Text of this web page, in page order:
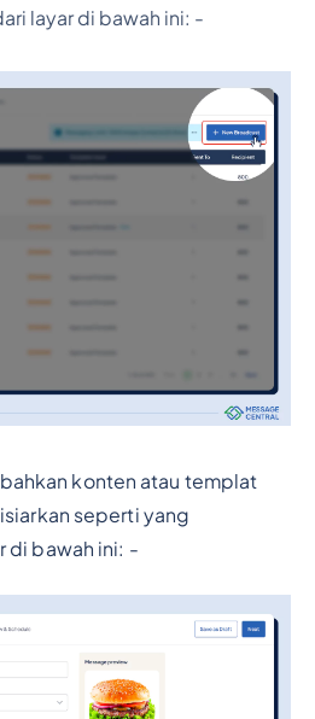
layar di bawah ini: -
konten atau templat
seperti yang
di bawah ini: -